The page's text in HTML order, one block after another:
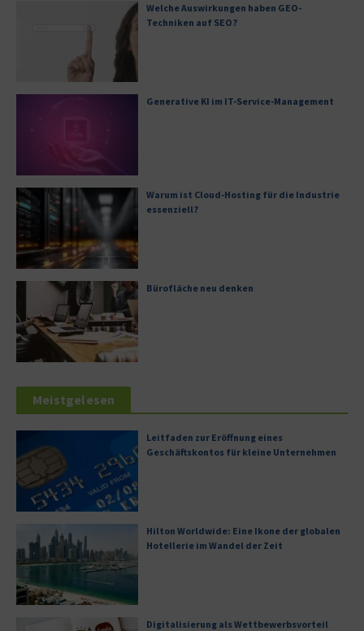
Welche Auswirkungen haben GEO-
Techniken auf SEO?
Generative KI im IT-Service-Management
Warum ist Cloud-Hosting für die Industrie
essenziell?
Bürofläche neu denken
Meistgelesen
Leitfaden zur Eröffnung eines
Geschäftskontos für kleine Unternehmen
Hilton Worldwide: Eine Ikone der globalen
Hotellerie im Wandel der Zeit
Digitalisierung als Wettbewerbsvorteil